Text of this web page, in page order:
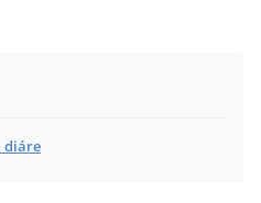
diáre